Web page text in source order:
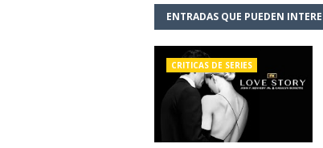
ENTRADAS QUE PUEDEN
CRITICAS DE SERIES